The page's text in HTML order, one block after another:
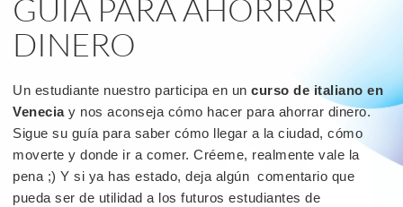
GUÍA PARA AHORRAR
DINERO
Un estudiante nuestro participa en un curso de italiano en
Venecia y nos aconseja cómo hacer para ahorrar dinero.
Sigue su guía para saber cómo llegar a la ciudad, cómo
moverte y donde ir a comer. Créeme, realmente vale la
pena ;) Y si ya has estado, deja algún comentario que
pueda ser de utilidad a los futuros estudiantes de